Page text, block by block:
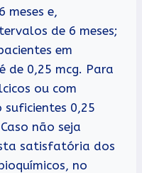
meses e,
de 6 meses;
em
de 0,25 mcg. Para
ou com
suficientes 0,25
não seja
satisfatória dos
no